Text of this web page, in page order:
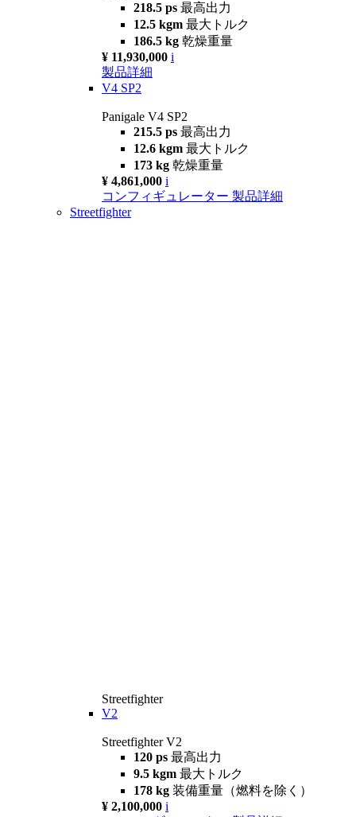
218.5 ps 最高出力
12.5 kgm 最大トルク
186.5 kg 乾燥重量
¥ 11,930,000 i
製品詳細
V4 SP2
Panigale V4 SP2
215.5 ps 最高出力
12.6 kgm 最大トルク
173 kg 乾燥重量
¥ 4,861,000 i
コンフィギュレーター 製品詳細
Streetfighter
Streetfighter
V2
Streetfighter V2
120 ps 最高出力
9.5 kgm 最大トルク
178 kg 装備重量（燃料を除く）
¥ 2,100,000 i